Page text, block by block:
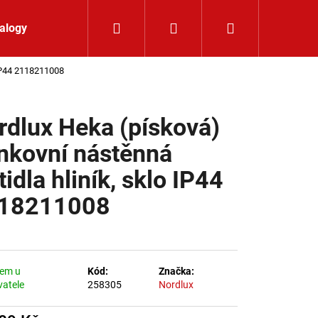
Přihlášení
2118211008
Heka (písková)
nástěnná
hliník, sklo IP44
u
Kód:
258305
Značka:
Nordlux
SVÍTIDLO